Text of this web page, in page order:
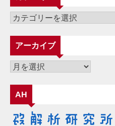
カ
ゴ
リ
ー
アーカイブ
ア
カ
イ
ブ
AH